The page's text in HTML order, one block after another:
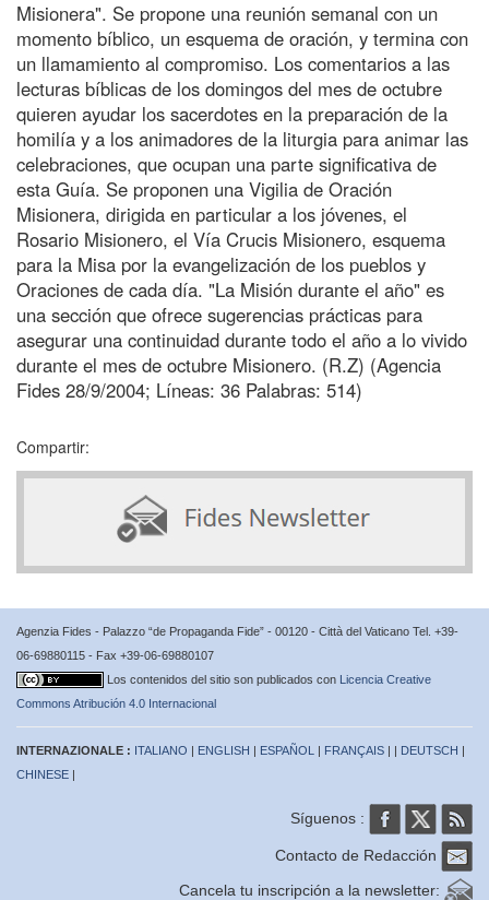
Misionera". Se propone una reunión semanal con un
momento bíblico, un esquema de oración, y termina con
un llamamiento al compromiso. Los comentarios a las
lecturas bíblicas de los domingos del mes de octubre
quieren ayudar los sacerdotes en la preparación de la
homilía y a los animadores de la liturgia para animar las
celebraciones, que ocupan una parte significativa de
esta Guía. Se proponen una Vigilia de Oración
Misionera, dirigida en particular a los jóvenes, el
Rosario Misionero, el Vía Crucis Misionero, esquema
para la Misa por la evangelización de los pueblos y
Oraciones de cada día. "La Misión durante el año" es
una sección que ofrece sugerencias prácticas para
asegurar una continuidad durante todo el año a lo vivido
durante el mes de octubre Misionero. (R.Z) (Agencia
Fides 28/9/2004; Líneas: 36 Palabras: 514)
Compartir:
Agenzia Fides - Palazzo “de Propaganda Fide” - 00120 - Città del Vaticano Tel. +39-
06-69880115 - Fax +39-06-69880107
Los contenidos del sitio son publicados con Licencia Creative
Commons Atribución 4.0 Internacional
INTERNAZIONALE : ITALIANO | ENGLISH | ESPAÑOL | FRANÇAIS | | DEUTSCH |
CHINESE |
Síguenos :
Contacto de Redacción
Cancela tu inscripción a la newsletter: